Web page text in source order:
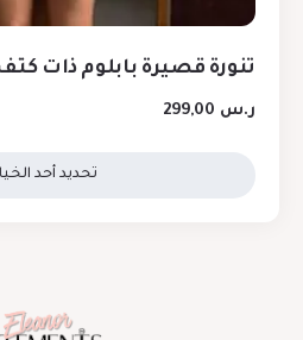
تنورة قصيرة بابلوم ذات
ر.س
تحديد أحد